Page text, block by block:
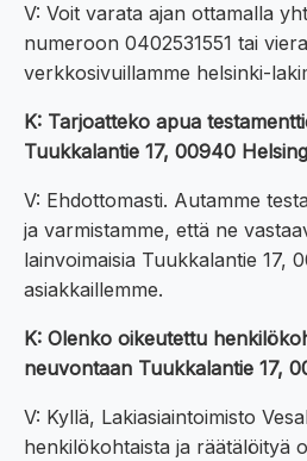
V: Voit varata ajan ottamalla
numeroon 0402531551 tai
verkkosivuillamme helsinki-
K: Tarjoatteko apua
Tuukkalantie 17, 00940
V: Ehdottomasti. Autamme
ja varmistamme, että ne
lainvoimaisia Tuukkalantie 17,
asiakkaillemme.
K: Olenko oikeutettu
neuvontaan Tuukkalantie 17,
V: Kyllä, Lakiasiaintoimisto
henkilökohtaista ja räätälöityä